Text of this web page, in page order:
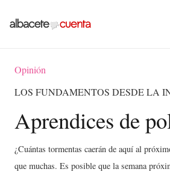
Opinión
LOS FUNDAMENTOS DESDE LA
Aprendices de
¿Cuántas tormentas caerán de aquí al
que muchas. Es posible que la semana